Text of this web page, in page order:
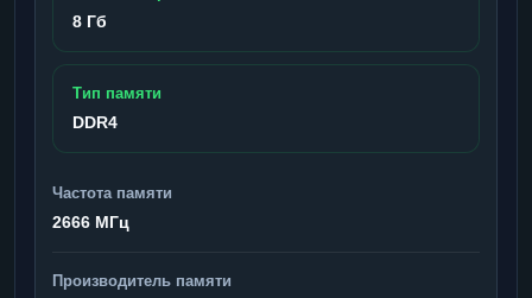
8 Гб
Тип памяти
DDR4
Частота памяти
2666 МГц
Производитель памяти